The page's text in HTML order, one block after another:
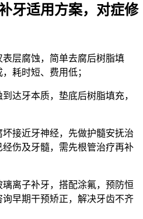
牙适用方案，对症修
层腐蚀，简单去腐后树脂填
耗时短、费用低；
达牙本质，垫底后树脂填充，
接近牙神经，先做护髓安抚治
伤及牙髓，需先根管治疗再补
离子补牙，搭配涂氟，预防恒
早期干预矫正，解决牙齿不齐